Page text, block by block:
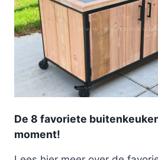
De 8 favoriete
moment!